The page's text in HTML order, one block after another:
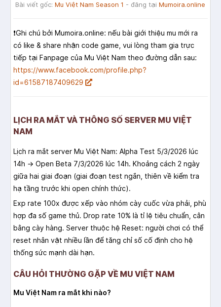
Bài viết gốc: Mu Việt Nam Season 1 - đăng tại Mumoira.online
❗️Ghi chú bởi Mumoira.online: nếu bài giới thiệu mu mới ra
có like & share nhận code game, vui lòng tham gia trực
tiếp tại Fanpage của Mu Việt Nam theo đường dẫn sau:
https://www.facebook.com/profile.php?
id=61587187409629
LỊCH RA MẮT VÀ THÔNG SỐ SERVER MU VIỆT
NAM
Lịch ra mắt server Mu Việt Nam: Alpha Test 5/3/2026 lúc
14h → Open Beta 7/3/2026 lúc 14h. Khoảng cách 2 ngày
giữa hai giai đoạn (giai đoạn test ngắn, thiên về kiểm tra
hạ tầng trước khi open chính thức).
Exp rate 100x được xếp vào nhóm cày cuốc vừa phải, phù
hợp đa số game thủ. Drop rate 10% là tỉ lệ tiêu chuẩn, cân
bằng cày hàng. Server thuộc hệ Reset: người chơi có thể
reset nhân vật nhiều lần để tăng chỉ số cố định cho hệ
thống sức mạnh dài hạn.
CÂU HỎI THƯỜNG GẶP VỀ MU VIỆT NAM
Mu Việt Nam ra mắt khi nào?